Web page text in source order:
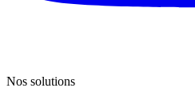
Nos solutions